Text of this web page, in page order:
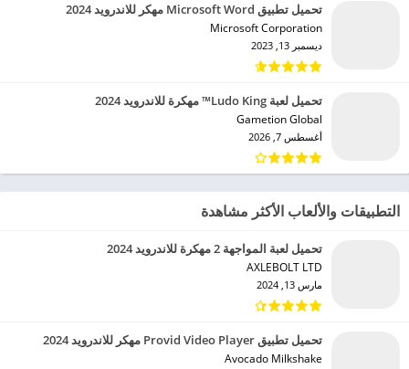
تحميل تطبيق Microsoft Word مهكر للاندرويد 2024
Microsoft Corporation‏
ديسمبر 13, 2023
تحميل لعبة Ludo King™ مهكرة للاندرويد 2024
Gametion Global‏
أغسطس 7, 2026
التطبيقات والألعاب الأكثر مشاهدة
تحميل لعبة المواجهة 2 مهكرة للاندرويد 2024
AXLEBOLT LTD‏
مارس 13, 2024
تحميل تطبيق Provid Video Player مهكر للاندرويد 2024
Avocado Milkshake‏